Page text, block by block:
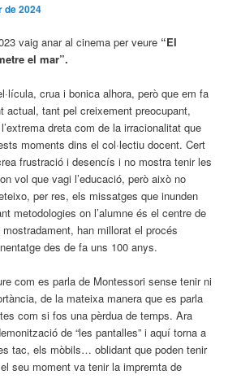
de 2024
vaig anar al cinema per veure “El
el mar”.
crua i bonica alhora, però que em fa
actual, tant pel creixement preocupant,
dreta com de la irracionalitat que
moments dins el col·lectiu docent. Cert
frustració i desencís i no mostra tenir les
vol que vagi l’educació, però això no
per res, els missatges que inunden
metodologies on l’alumne és el centre de
mostradament, han millorat el procés
des de fa uns 100 anys.
com es parla de Montessori sense tenir ni
de la mateixa manera que es parla
com si fos una pèrdua de temps. Ara
de “les pantalles” i aquí torna a
tac, els mòbils… oblidant que poden tenir
seu moment va tenir la impremta de